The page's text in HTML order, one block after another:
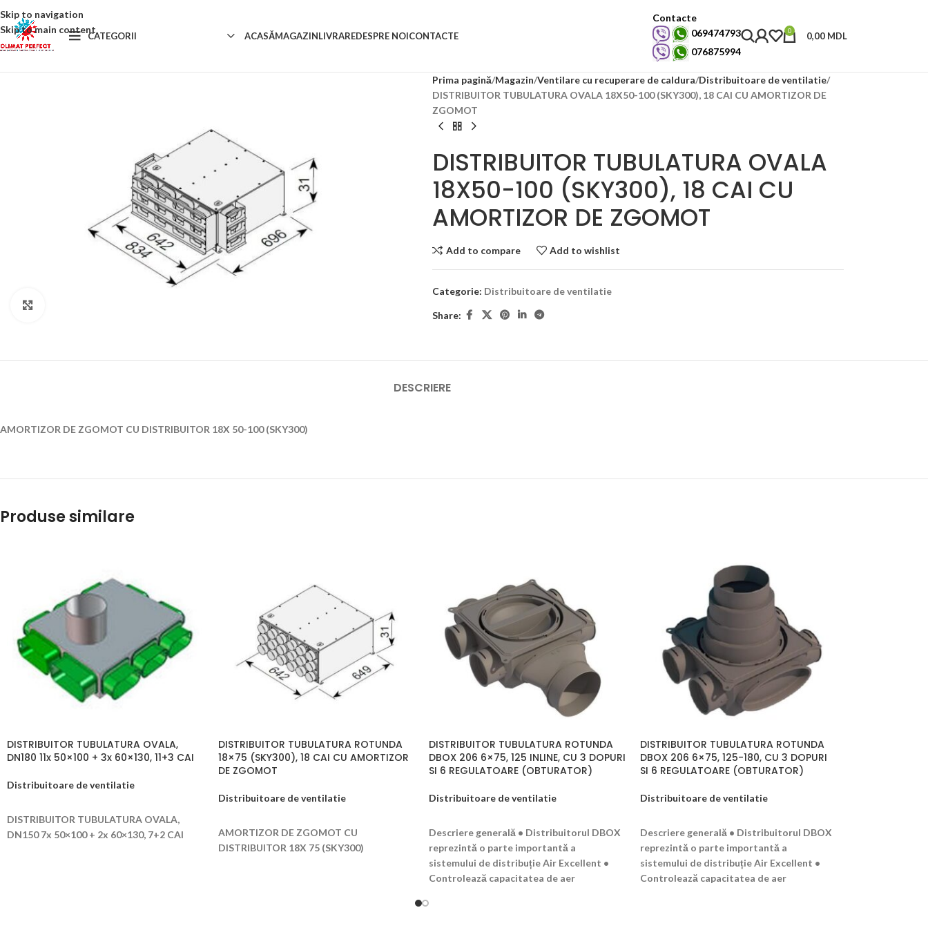
Skip to navigation
Skip to main content
CATEGORII ACASĂMAGAZINLIVRAREDESPRE NOICONTACTE
Contacte
069474793
076875994
0 0,00 MDL
Prima pagină Magazin Ventilare cu recuperare de caldura Distribuitoare de ventilatie
DISTRIBUITOR TUBULATURA OVALA 18X50-100 (SKY300), 18 CAI CU AMORTIZOR DE
ZGOMOT
DISTRIBUITOR TUBULATURA OVALA
18X50-100 (SKY300), 18 CAI CU
AMORTIZOR DE ZGOMOT
Add to compare Add to wishlist
Categorie: Distribuitoare de ventilatie
Share:
DESCRIERE
AMORTIZOR DE ZGOMOT CU DISTRIBUITOR 18X 50-100 (SKY300)
Produse similare
DISTRIBUITOR TUBULATURA OVALA,
DN180 11x 50×100 + 3x 60×130, 11+3 CAI
Distribuitoare de ventilatie
DISTRIBUITOR TUBULATURA OVALA,
DN150 7x 50×100 + 2x 60×130, 7+2 CAI
DISTRIBUITOR TUBULATURA ROTUNDA
18×75 (SKY300), 18 CAI CU AMORTIZOR
DE ZGOMOT
Distribuitoare de ventilatie
AMORTIZOR DE ZGOMOT CU
DISTRIBUITOR 18X 75 (SKY300)
DISTRIBUITOR TUBULATURA ROTUNDA
DBOX 206 6×75, 125 INLINE, CU 3 DOPURI
SI 6 REGULATOARE (OBTURATOR)
Distribuitoare de ventilatie
Descriere generală • Distribuitorul DBOX
reprezintă o parte importantă a
sistemului de distribuție Air Excellent •
Controlează capacitatea de aer
DISTRIBUITOR TUBULATURA ROTUNDA
DBOX 206 6×75, 125-180, CU 3 DOPURI
SI 6 REGULATOARE (OBTURATOR)
Distribuitoare de ventilatie
Descriere generală • Distribuitorul DBOX
reprezintă o parte importantă a
sistemului de distribuție Air Excellent •
Controlează capacitatea de aer